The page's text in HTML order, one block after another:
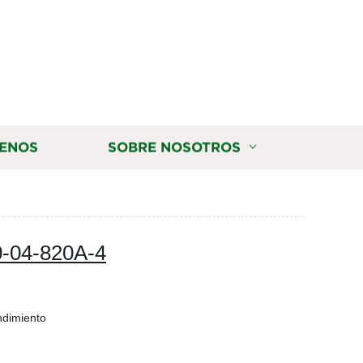
SOBRE NOSOTROS
04-820A-4